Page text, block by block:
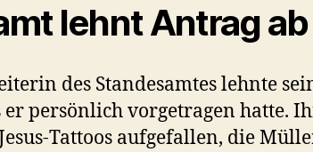
lehnt Antrag ab
des Standesamtes lehnte
er persönlich vorgetragen hatte.
Tattoos aufgefallen, die